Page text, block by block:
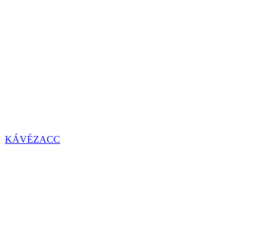
KÁVÉZACC